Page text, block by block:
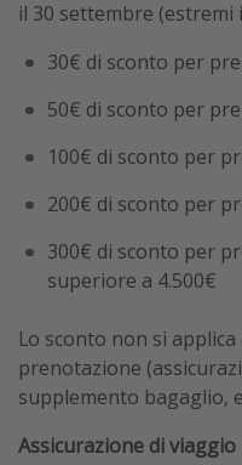
il 30 settembre (estremi
30€ di sconto per
50€ di sconto per
100€ di sconto per
200€ di sconto per
300€ di sconto per
superiore a 4.500€
Lo sconto non si
prenotazione
supplemento bagaglio,
Assicurazione di viaggio